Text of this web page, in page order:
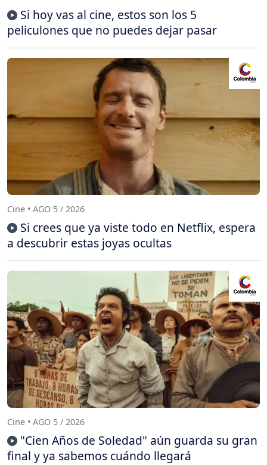
Si hoy vas al cine, estos son los 5
peliculones que no puedes dejar pasar
Cine • AGO 5 / 2026
Si crees que ya viste todo en Netflix, espera
a descubrir estas joyas ocultas
Cine • AGO 5 / 2026
"Cien Años de Soledad" aún guarda su gran
final y ya sabemos cuándo llegará